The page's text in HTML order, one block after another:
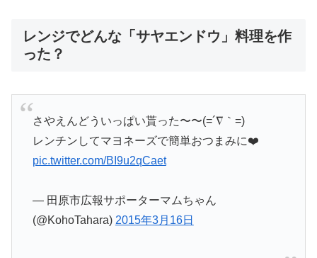
レンジでどんな「サヤエンドウ」料理を作
った？
さやえんどういっぱい貰った〜〜(=´∇｀=)
レンチンしてマヨネーズで簡単おつまみに❤️
pic.twitter.com/BI9u2qCaet
— 田原市広報サポーターマムちゃん
(@KohoTahara) 2015年3月16日